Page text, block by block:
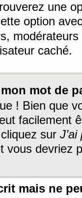
une
option
caché.
mot de
! Bien que
facilement
sur
vous devriez
mais ne